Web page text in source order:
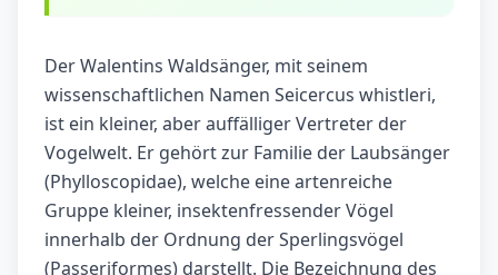
Der Walentins Waldsänger, mit seinem
wissenschaftlichen Namen Seicercus whistleri,
ist ein kleiner, aber auffälliger Vertreter der
Vogelwelt. Er gehört zur Familie der Laubsänger
(Phylloscopidae), welche eine artenreiche
Gruppe kleiner, insektenfressender Vögel
innerhalb der Ordnung der Sperlingsvögel
(Passeriformes) darstellt. Die Bezeichnung des